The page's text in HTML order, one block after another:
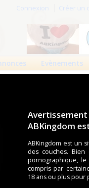
ABKingdom
ABKingdom est un
des couches.
pornographique,
compris par
18 ans ou plus pour
Connexion Créer un
Evènements